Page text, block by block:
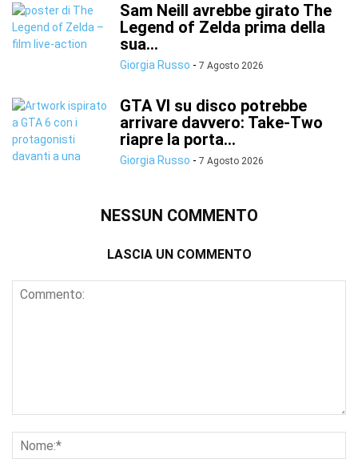
Sam Neill avrebbe girato The
Legend of Zelda prima della
sua...
Giorgia Russo - 7 Agosto 2026
GTA VI su disco potrebbe
arrivare davvero: Take-Two
riapre la porta...
Giorgia Russo - 7 Agosto 2026
NESSUN COMMENTO
LASCIA UN COMMENTO